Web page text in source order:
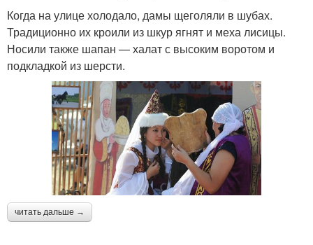
Когда на улице холодало, дамы щеголяли в шубах.
Традиционно их кроили из шкур ягнят и меха лисицы.
Носили также шапан — халат с высоким воротом и
подкладкой из шерсти.
читать дальше →